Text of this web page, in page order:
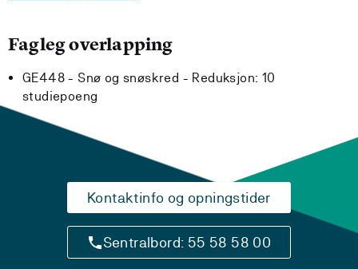
Fagleg overlapping
GE448 - Snø og snøskred - Reduksjon: 10
studiepoeng
Kontaktinfo og opningstider
Sentralbord: 55 58 58 00